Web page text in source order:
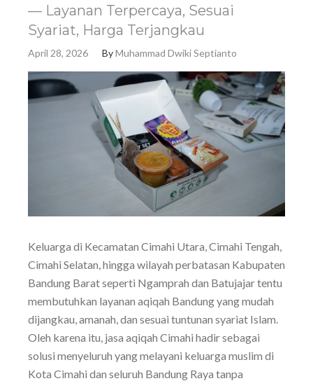
— Layanan Terpercaya, Sesuai
Syariat, Harga Terjangkau
April 28, 2026 ByMuhammad Dwiki Septianto
Keluarga di Kecamatan Cimahi Utara, Cimahi Tengah,
Cimahi Selatan, hingga wilayah perbatasan Kabupaten
Bandung Barat seperti Ngamprah dan Batujajar tentu
membutuhkan layanan aqiqah Bandung yang mudah
dijangkau, amanah, dan sesuai tuntunan syariat Islam.
Oleh karena itu, jasa aqiqah Cimahi hadir sebagai
solusi menyeluruh yang melayani keluarga muslim di
Kota Cimahi dan seluruh Bandung Raya tanpa